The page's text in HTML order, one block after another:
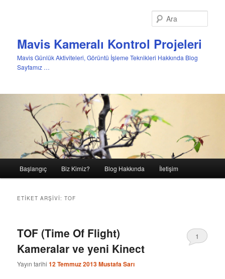
Mavis Kameralı Kontrol Projeleri
Mavis Günlük Aktiviteleri, Görüntü İşleme Teknikleri Hakkında Blog
Sayfamız …
Birincil
İkincil
Başlangıç Biz Kimiz? Blog Hakkında İletişim
ETIKET ARŞIVI:TOF
TOF (Time Of Flight)
Kameralar ve yeni Kinect
Yayın tarihi12 Temmuz 2013Mustafa Sarı
1